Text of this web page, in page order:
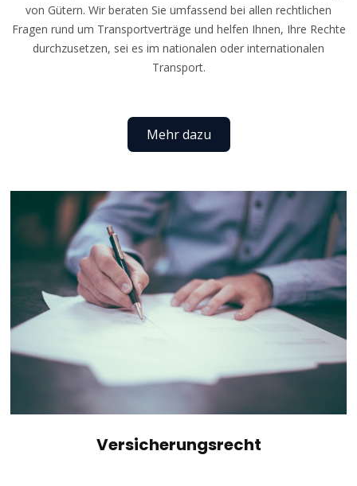
von Gütern. Wir beraten Sie umfassend bei allen rechtlichen
Fragen rund um Transportverträge und helfen Ihnen, Ihre Rechte
durchzusetzen, sei es im nationalen oder internationalen
Transport.
Mehr dazu
Versicherungsrecht